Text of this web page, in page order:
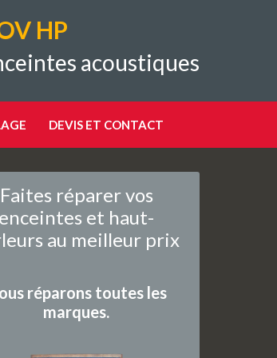
HP
acoustiques
DEVIS ET CONTACT
Faites réparer vos
enceintes et haut-
au meilleur prix
réparons toutes les
marques.